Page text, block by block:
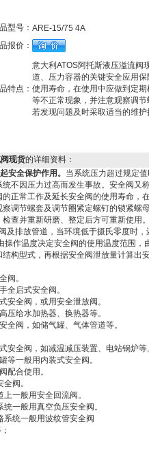
型号： ARE-15/75 4A
报价：
特点：
意大利ATOS阿托斯液压溢流阀
道、压力容器的关键安全应用
使用寿命，在使用中应做到定
等不正常现象，并注意观察调
若发现问题及时采取适当的维护
现货的详细资料：
安全保护作用。 当系统压力超过规定
不因压力过高而发生事故。安全阀又
正常工作及延长安全阀的使用寿命，
调节螺套及调节圈紧定螺钉的锁紧螺
查并重新研磨、整定后方可重新使用
及排放管道，当环境低于摄氏零度时
作温度决定安全阀的使用温度范围
构型式，再根据安全阀泄放量计算出安
阀。
全启式安全阀。
安全阀，或用安全泄放阀。
压给水加热器、换热器等。
全阀，如储气罐、气体管道等。
安全阀，如减温减压装置、电站锅炉等
等一般用内装式安全阀。
配合使用。
阀。
一般用安全回流阀。
一般用真空负压安全阀。
系统一般用波纹管安全阀